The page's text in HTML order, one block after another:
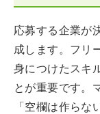
応募する企業が
成します。フリ
身につけたスキ
とが重要です。
「空欄は作ら